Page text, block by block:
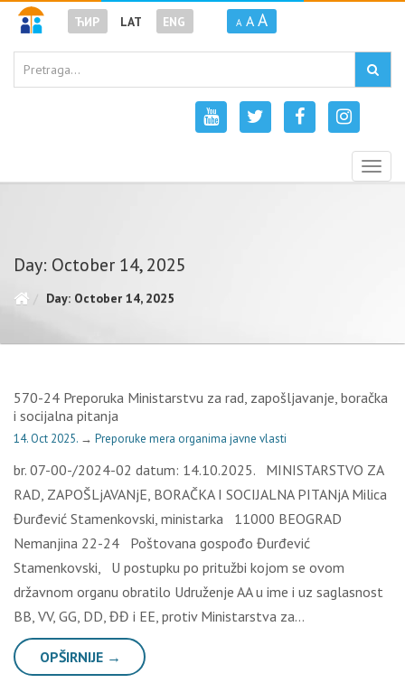
ЋИР LAT ENG A A A
Day: October 14, 2025
Day: October 14, 2025
570-24 Preporuka Ministarstvu za rad, zapošljavanje, boračka
i socijalna pitanja
14. Oct 2025. → Preporuke mera organima javne vlasti
br. 07-00-/2024-02 datum: 14.10.2025. MINISTARSTVO ZA
RAD, ZAPOŠLjAVANjE, BORAČKA I SOCIJALNA PITANjA Milica
Đurđević Stamenkovski, ministarka 11000 BEOGRAD
Nemanjina 22-24 Poštovana gospođo Đurđević
Stamenkovski, U postupku po pritužbi kojom se ovom
državnom organu obratilo Udruženje AA u ime i uz saglasnost
BB, VV, GG, DD, ĐĐ i EE, protiv Ministarstva za…
OPŠIRNIJE →